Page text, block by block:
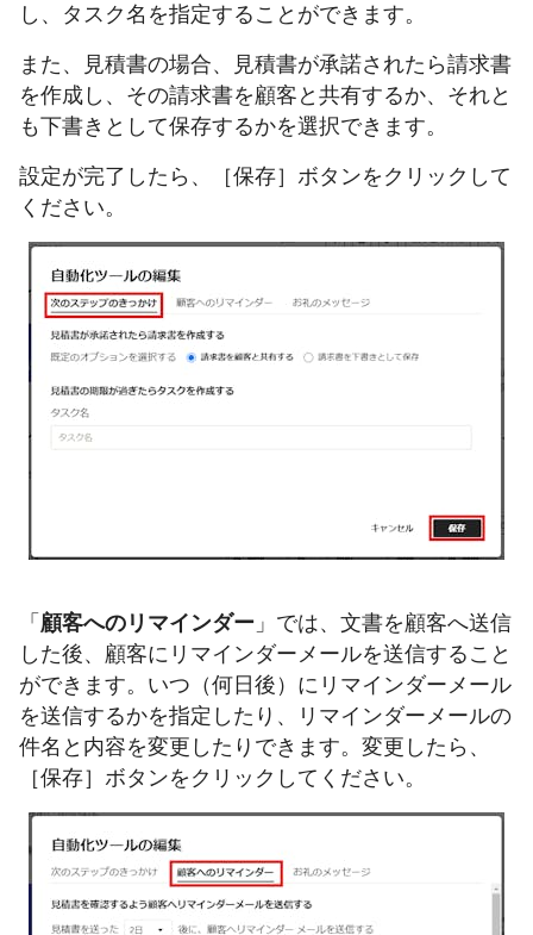
し、タスク名を指定することができます。
また、見積書の場合、見積書が承諾されたら請求書
を作成し、その請求書を顧客と共有するか、それと
も下書きとして保存するかを選択できます。
設定が完了したら、［保存］ボタンをクリックして
ください。
「 顧客へのリマインダー 」では、文書を顧客へ送信
した後、顧客にリマインダーメールを送信すること
ができます。いつ（何日後）にリマインダーメール
を送信するかを指定したり、リマインダーメールの
件名と内容を変更したりできます。変更したら、
［保存］ボタンをクリックしてください。